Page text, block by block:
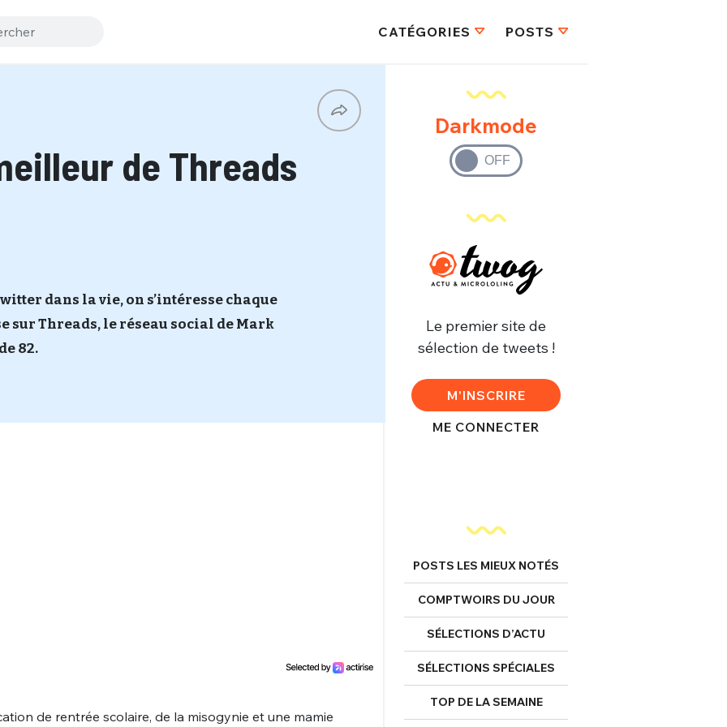
CATÉGORIES POSTS
de Threads
dans la vie, on s’intéresse chaque
sur Threads, le réseau social de Mark
82.
de rentrée scolaire, de la misogynie et une mamie
Darkmode
Le premier site de
sélection de tweets !
M'INSCRIRE
ME CONNECTER
POSTS LES MIEUX NOTÉS
COMPTWOIRS DU JOUR
SÉLECTIONS D’ACTU
SÉLECTIONS SPÉCIALES
TOP DE LA SEMAINE